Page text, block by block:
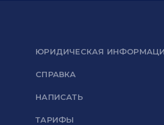
ЮРИДИЧЕСКАЯ
СПРАВКА
НАПИСАТЬ
ТАРИФЫ